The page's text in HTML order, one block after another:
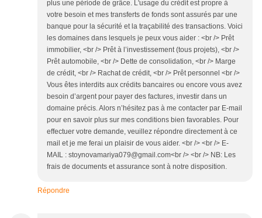
plus une période de grâce. L'usage du crédit est propre à
votre besoin et mes transferts de fonds sont assurés par une
banque pour la sécurité et la traçabilité des transactions. Voici
les domaines dans lesquels je peux vous aider : <br /> Prêt
immobilier, <br /> Prêt à l’investissement (tous projets), <br />
Prêt automobile, <br /> Dette de consolidation, <br /> Marge
de crédit, <br /> Rachat de crédit, <br /> Prêt personnel <br />
Vous êtes interdits aux crédits bancaires ou encore vous avez
besoin d’argent pour payer des factures, investir dans un
domaine précis. Alors n’hésitez pas à me contacter par E-mail
pour en savoir plus sur mes conditions bien favorables. Pour
effectuer votre demande, veuillez répondre directement à ce
mail et je me ferai un plaisir de vous aider. <br /> <br /> E-
MAIL : stoynovamariya079@gmail.com<br /> <br /> NB: Les
frais de documents et assurance sont à notre disposition.
Répondre